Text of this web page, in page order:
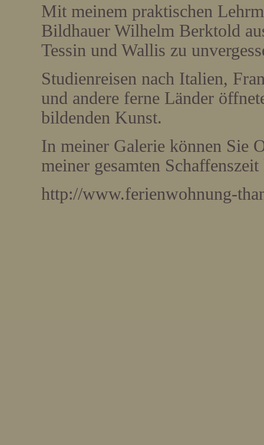
Mit meinem praktischen
Bildhauer Wilhelm Berktold
Tessin und Wallis zu
Studienreisen nach Italien,
und andere ferne Länder
bildenden Kunst.
In meiner Galerie können Sie
meiner gesamten
http://www.ferienwohnung-